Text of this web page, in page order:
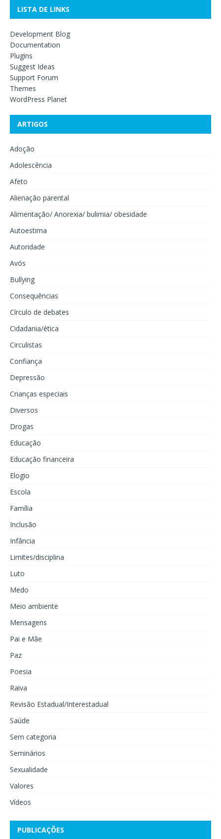
LISTA DE LINKS
Development Blog
Documentation
Plugins
Suggest Ideas
Support Forum
Themes
WordPress Planet
ARTIGOS
Adoção
Adolescência
Afeto
Alienação parental
Alimentação/ Anorexia/ bulimia/ obesidade
Autoestima
Autoridade
Avós
Bullying
Consequências
Círculo de debates
Cidadania/ética
Circulistas
Confiança
Depressão
Crianças especiais
Diversos
Drogas
Educação
Educação financeira
Elogio
Escola
Família
Inclusão
Infância
Limites/disciplina
Luto
Medo
Meio ambiente
Mensagens
Pai e Mãe
Paz
Poesia
Raiva
Revisão Estadual/Interestadual
Saúde
Sem categoria
Seminários
Sexualidade
Valores
Vídeos
PUBLICAÇÕES